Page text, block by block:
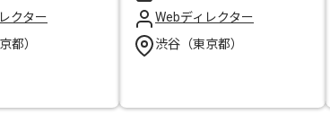
クター
都）
Webディレクター
渋谷（東京都）